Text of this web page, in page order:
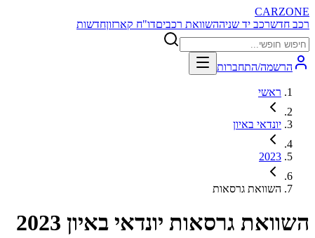
CARZONE
רכב חדשרכב יד שניההשוואת רכביםדו"ח קארזוןחדשות
הרשמה/התחברות
ראשי
יונדאי באיון
2023
השוואת גרסאות
השוואת גרסאות יונדאי באיון 2023